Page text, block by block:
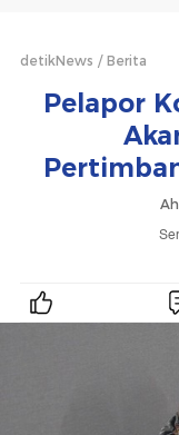
detikNews Berita
Pelapor